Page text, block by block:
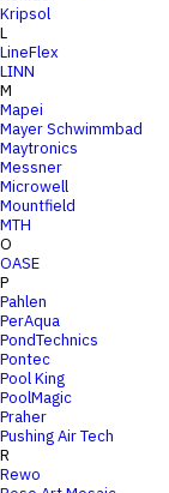
Kripsol
L
LineFlex
LINN
M
Mapei
Mayer Schwimmbad
Maytronics
Messner
Microwell
Mountfield
MTH
O
OASE
P
Pahlen
PerAqua
PondTechnics
Pontec
Pool King
PoolMagic
Praher
Pushing Air Tech
R
Rewo